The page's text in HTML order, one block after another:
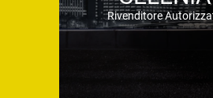
Rivenditore